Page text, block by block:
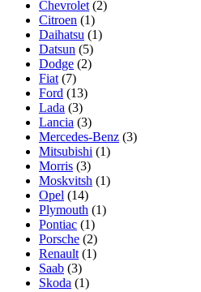
Chevrolet (2)
Citroen (1)
Daihatsu (1)
Datsun (5)
Dodge (2)
Fiat (7)
Ford (13)
Lada (3)
Lancia (3)
Mercedes-Benz (3)
Mitsubishi (1)
Morris (3)
Moskvitsh (1)
Opel (14)
Plymouth (1)
Pontiac (1)
Porsche (2)
Renault (1)
Saab (3)
Skoda (1)